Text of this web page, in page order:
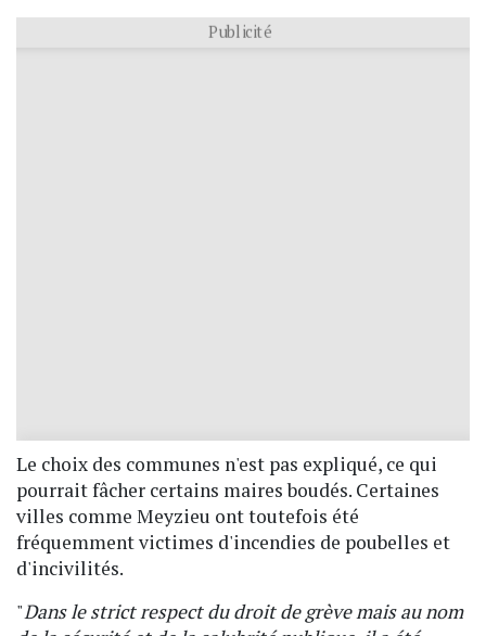
Publicité
Le choix des communes n'est pas expliqué, ce qui
pourrait fâcher certains maires boudés. Certaines
villes comme Meyzieu ont toutefois été
fréquemment victimes d'incendies de poubelles et
d'incivilités.
"Dans le strict respect du droit de grève mais au nom